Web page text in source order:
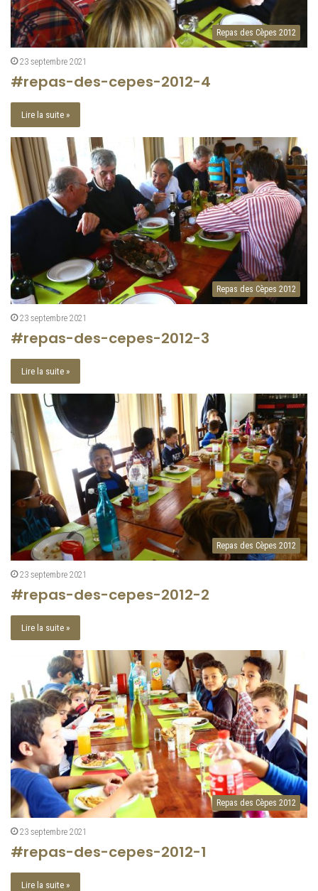
Repas des Cèpes 2012
23 septembre 2021
#repas-des-cepes-2012-4
Lire la suite »
Repas des Cèpes 2012
23 septembre 2021
#repas-des-cepes-2012-3
Lire la suite »
Repas des Cèpes 2012
23 septembre 2021
#repas-des-cepes-2012-2
Lire la suite »
Repas des Cèpes 2012
23 septembre 2021
#repas-des-cepes-2012-1
Lire la suite »